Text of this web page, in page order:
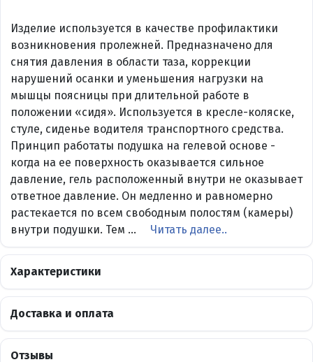
Изделие используется в качестве профилактики
возникновения пролежней. Предназначено для
снятия давления в области таза, коррекции
нарушений осанки и уменьшения нагрузки на
мышцы поясницы при длительной работе в
положении «сидя». Используется в кресле-коляске,
стуле, сиденье водителя транспортного средства.
Принцип работаты подушка на гелевой основе -
когда на ее поверхность оказывается сильное
давление, гель расположенный внутри не оказывает
ответное давление. Он медленно и равномерно
растекается по всем свободным полостям (камеры)
внутри подушки. Тем ...
Читать далее..
Характеристики
Доставка и оплата
Отзывы